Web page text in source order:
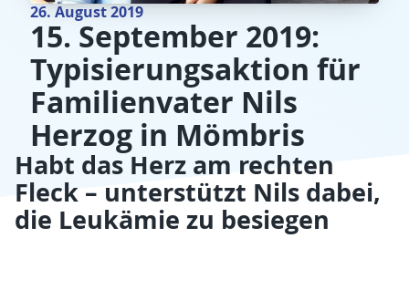
26. August 2019
15. September 2019:
Typisierungsaktion für
Familienvater Nils
Herzog in Mömbris
Habt das Herz am rechten
Fleck – unterstützt Nils dabei,
die Leukämie zu besiegen